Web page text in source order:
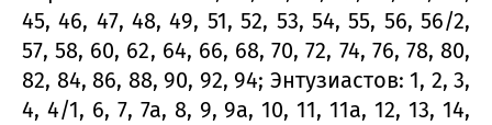
45, 46, 47, 48, 49, 51, 52, 53, 54, 55, 56, 56/2,
57, 58, 60, 62, 64, 66, 68, 70, 72, 74, 76, 78, 80,
82, 84, 86, 88, 90, 92, 94; Энтузиастов: 1, 2, 3,
4, 4/1, 6, 7, 7а, 8, 9, 9а, 10, 11, 11а, 12, 13, 14,